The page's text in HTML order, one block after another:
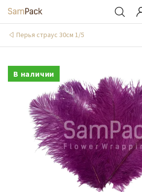
Перья страус 30см 1/5
В наличии